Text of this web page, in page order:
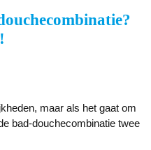
maar als het gaat om
bad-douchecombinatie twee